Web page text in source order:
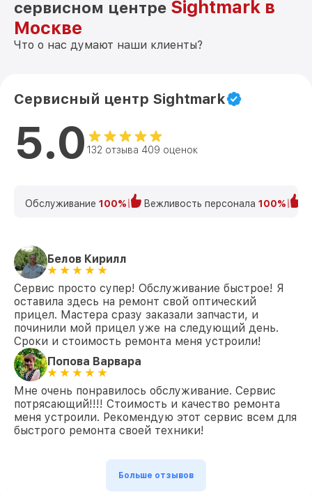
(восстановление) 4K Mini 2-16x32
сервисном центре Sightmark в
Москве
Что о нас думают наши клиенты?
Сервисный центр Sightmark
5.0 132 отзыва 409 оценок
Обслуживание 100% Вежливость персонала 100%
Белов Кирилл
Сервис просто супер! Обслуживание быстрое! Я
оставила здесь на ремонт свой оптический
прицел. Мастера сразу заказали запчасти, и
починили мой прицел уже на следующий день.
Сроки и стоимость ремонта меня устроили!
Попова Варвара
Мне очень понравилось обслуживание. Сервис
потрясающий!!!! Стоимость и качество ремонта
меня устроили. Рекомендую этот сервис всем для
быстрого ремонта своей техники!
Больше отзывов